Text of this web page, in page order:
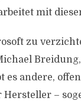
mit
zu
es andere,
–